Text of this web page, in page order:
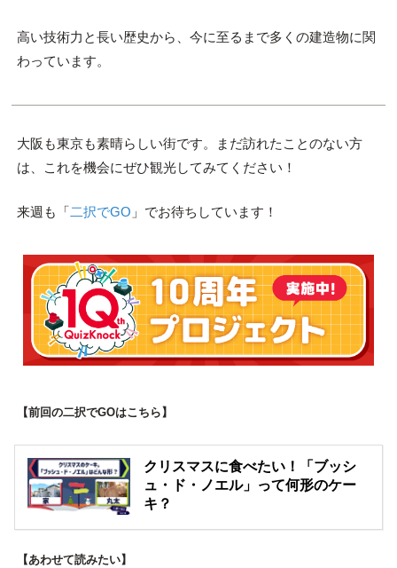
高い技術力と長い歴史から、今に至るまで多くの建造物に関
わっています。
大阪も東京も素晴らしい街です。まだ訪れたことのない方
は、これを機会にぜひ観光してみてください！
来週も「二択でGO 」でお待ちしています！
【前回の二択でGOはこちら】
クリスマスに食べたい！「ブッシ
ュ・ド・ノエル」って何形のケー
キ？
【あわせて読みたい】